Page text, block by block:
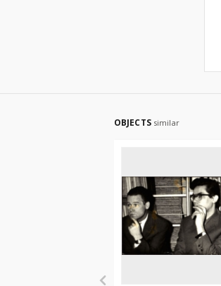
OBJECTS similar